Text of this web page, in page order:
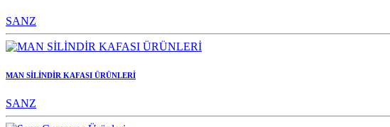
SANZ
MAN SİLİNDİR KAFASI ÜRÜNLERİ
SANZ